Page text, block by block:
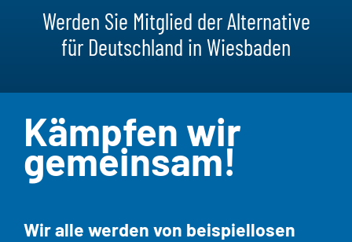
Werden Sie Mitglied der Alternative
für Deutschland in Wiesbaden
Kämpfen wir
gemeinsam!
Wir alle werden von beispiellosen